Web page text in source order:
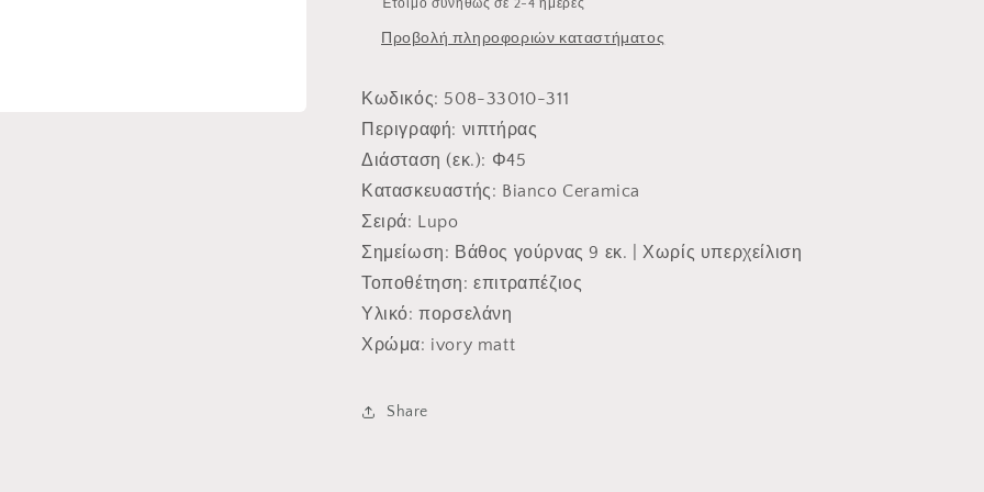
Έτοιμο συνήθως σε 2-4 ημέρες
Προβολή πληροφοριών καταστήματος
Κωδικός: 508-33010-311
Περιγραφή: νιπτήρας
Διάσταση (εκ.): Φ45
Κατασκευαστής: Bianco Ceramica
Σειρά: Lupo
Σημείωση: Βάθος γούρνας 9 εκ. | Χωρίς υπερχείλιση
Τοποθέτηση: επιτραπέζιος
Υλικό: πορσελάνη
Χρώμα: ivory matt
Share